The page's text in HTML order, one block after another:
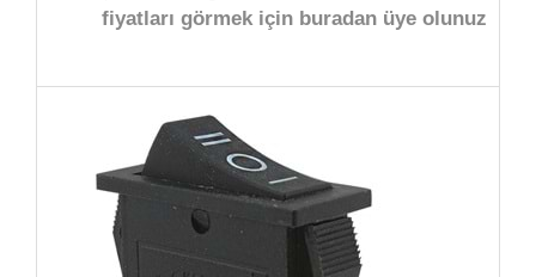
fiyatları görmek için buradan üye olunuz